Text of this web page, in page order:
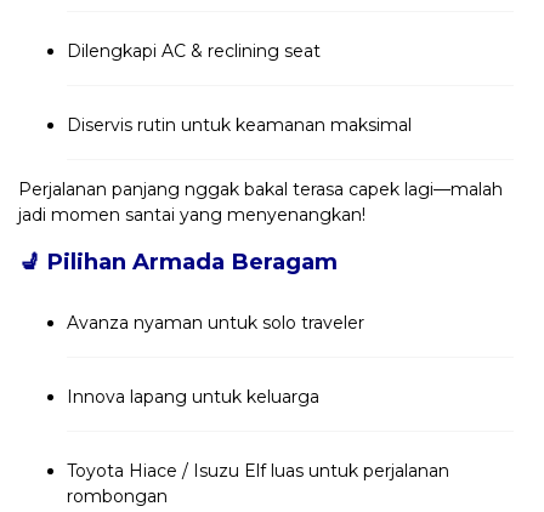
Dilengkapi AC & reclining seat
Diservis rutin untuk keamanan maksimal
Perjalanan panjang nggak bakal terasa capek lagi—malah
jadi momen santai yang menyenangkan!
💺 Pilihan Armada Beragam
Avanza nyaman untuk solo traveler
Innova lapang untuk keluarga
Toyota Hiace / Isuzu Elf luas untuk perjalanan
rombongan